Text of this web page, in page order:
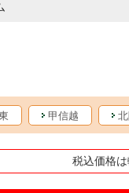
甲信越
税込価格